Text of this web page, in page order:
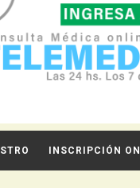
INSCRIPCIÓN